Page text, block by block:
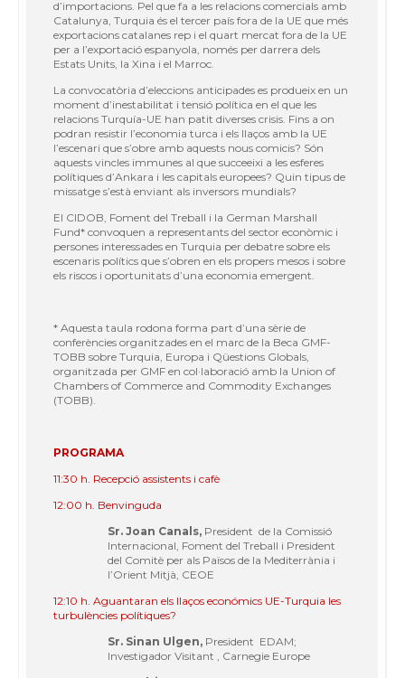
d’importacions. Pel que fa a les relacions comercials amb
Catalunya, Turquia és el tercer país fora de la UE que més
exportacions catalanes rep i el quart mercat fora de la UE
per a l’exportació espanyola, només per darrera dels
Estats Units, la Xina i el Marroc.
La convocatòria d’eleccions anticipades es produeix en un
moment d’inestabilitat i tensió política en el que les
relacions Turquía-UE han patit diverses crisis. Fins a on
podran resistir l’economia turca i els llaços amb la UE
l’escenari que s’obre amb aquests nous comicis? Són
aquests vincles immunes al que succeeixi a les esferes
polítiques d’Ankara i les capitals europees? Quin tipus de
missatge s’està enviant als inversors mundials?
El CIDOB, Foment del Treball i la German Marshall
Fund* convoquen a representants del sector econòmic i
persones interessades en Turquia per debatre sobre els
escenaris polítics que s’obren en els propers mesos i sobre
els riscos i oportunitats d’una economia emergent.
* Aquesta taula rodona forma part d’una sèrie de
conferències organitzades en el marc de la Beca GMF-
TOBB sobre Turquia, Europa i Qüestions Globals,
organitzada per GMF en col·laboració amb la Union of
Chambers of Commerce and Commodity Exchanges
(TOBB).
PROGRAMA
11:30 h. Recepció assistents i cafè
12:00 h. Benvinguda
Sr. Joan Canals, President de la Comissió
Internacional, Foment del Treball i President
del Comitè per als Països de la Mediterrània i
l’Orient Mitjà, CEOE
12:10 h. Aguantaran els llaços económics UE-Turquia les
turbulències polítiques?
Sr. Sinan Ulgen, President EDAM;
Investigador Visitant , Carnegie Europe